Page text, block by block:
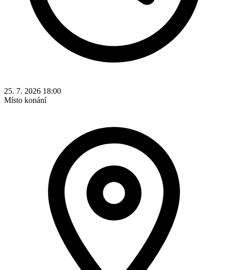
25. 7. 2026 18:00
Místo konání